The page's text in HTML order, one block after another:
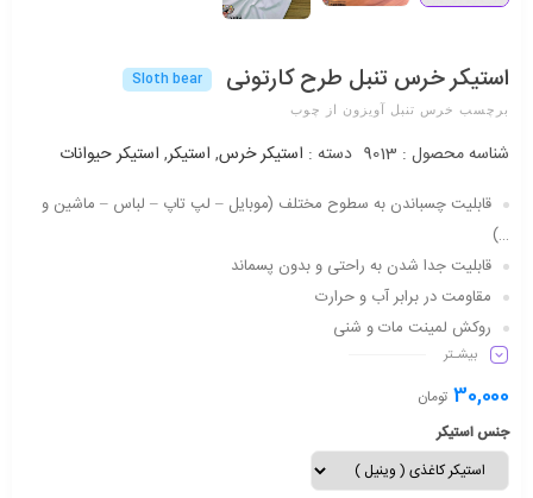
استیکر خرس تنبل طرح کارتونی Sloth bear
برچسب خرس تنبل آویزون از چوب
شناسه محصول : 9013 دسته : استیکر خرس, استیکر, استیکر حیوانات
قابلیت چسباندن به سطوح مختلف (موبایل – لپ تاپ – لباس – ماشین و
…)
قابلیت جدا شدن به راحتی و بدون پسماند
مقاومت در برابر آب و حرارت
روکش لمینت مات و شنی
دارای شفافیت مناسب
ماندگاری طولانی مدت
بیشـتر
30,000 تومان
جنس استیکر